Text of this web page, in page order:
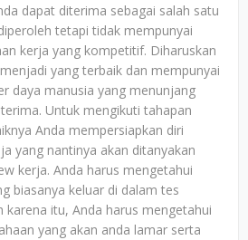
dapat diterima sebagai salah satu
tetapi tidak mempunyai
kerja yang kompetitif. Diharuskan
yang terbaik dan mempunyai
daya manusia yang menunjang
Untuk mengikuti tahapan
Anda mempersiapkan diri
yang nantinya akan ditanyakan
kerja. Anda harus mengetahui
biasanya keluar di dalam tes
karena itu, Anda harus mengetahui
yang akan anda lamar serta